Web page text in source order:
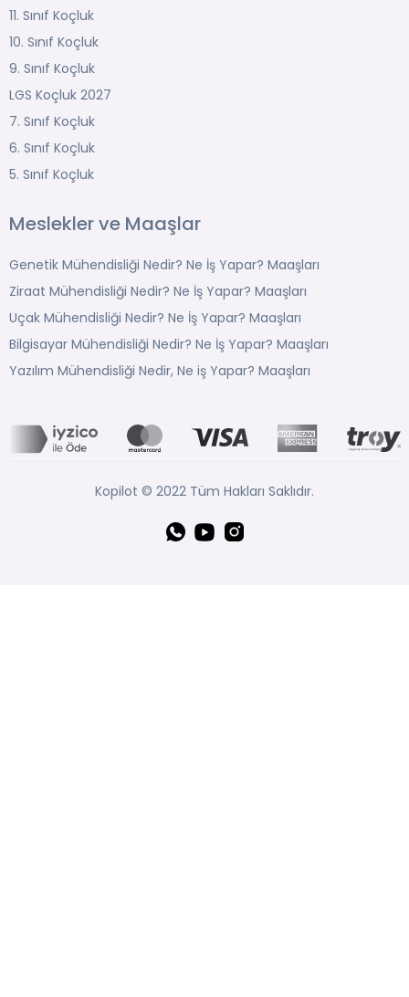
11. Sınıf Koçluk
10. Sınıf Koçluk
9. Sınıf Koçluk
LGS Koçluk 2027
7. Sınıf Koçluk
6. Sınıf Koçluk
5. Sınıf Koçluk
Meslekler ve Maaşlar
Genetik Mühendisliği Nedir? Ne İş Yapar? Maaşları
Ziraat Mühendisliği Nedir? Ne İş Yapar? Maaşları
Uçak Mühendisliği Nedir? Ne İş Yapar? Maaşları
Bilgisayar Mühendisliği Nedir? Ne İş Yapar? Maaşları
Yazılım Mühendisliği Nedir, Ne iş Yapar? Maaşları
Kopilot © 2022 Tüm Hakları Saklıdır.
Whatsapp
YouTubeInstagram